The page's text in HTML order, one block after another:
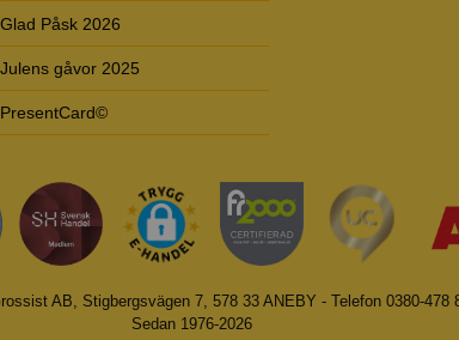
Glad Påsk 2026
Julens gåvor 2025
PresentCard©
AB, Stigbergsvägen 7, 578 33 ANEBY - Telefon 0380-478
Sedan 1976-2026